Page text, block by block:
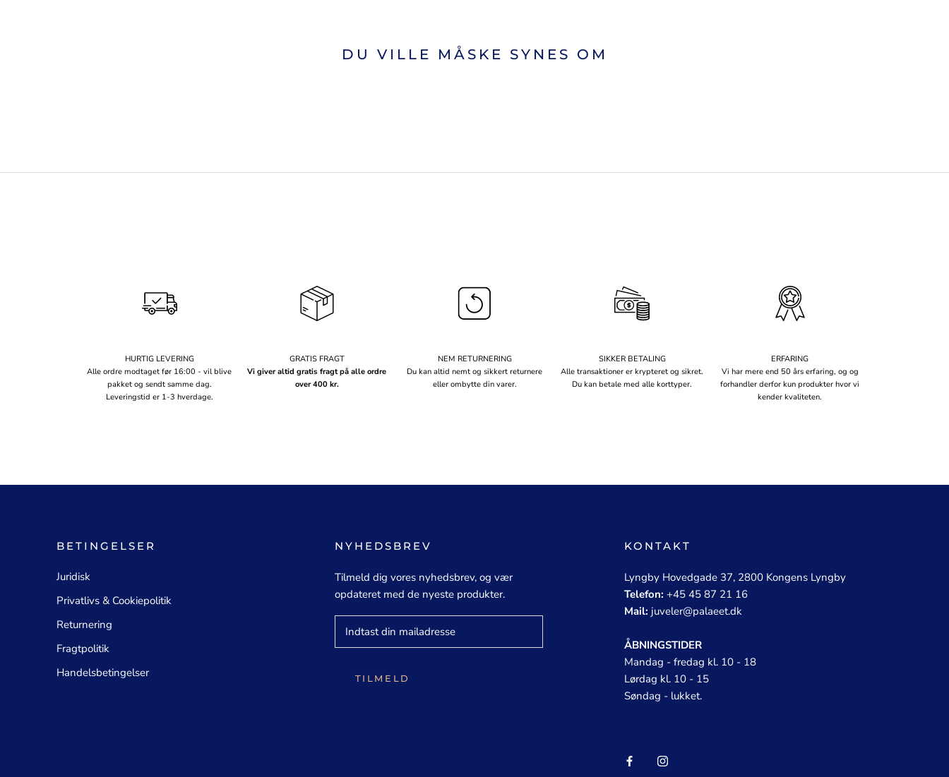
DU VILLE MÅSKE SYNES OM
HURTIG LEVERING
Alle ordre modtaget før 16:00 - vil blive
pakket og sendt samme dag.
Leveringstid er 1-3 hverdage.
GRATIS FRAGT
Vi giver altid gratis fragt på alle ordre
over 400 kr.
NEM RETURNERING
Du kan altid nemt og sikkert returnere
eller ombytte din varer.
SIKKER BETALING
Alle transaktioner er krypteret og sikret.
Du kan betale med alle korttyper.
ERFARING
Vi har mere end 50 års erfaring, og og
forhandler derfor kun produkter hvor vi
kender kvaliteten.
BETINGELSER
Juridisk
Privatlivs & Cookiepolitik
Returnering
Fragtpolitik
Handelsbetingelser
NYHEDSBREV
Tilmeld dig vores nyhedsbrev, og vær
opdateret med de nyeste produkter.
TILMELD
KONTAKT
Lyngby Hovedgade 37, 2800 Kongens Lyngby
Telefon: +45 45 87 21 16
Mail: juveler@palaeet.dk
ÅBNINGSTIDER
Mandag - fredag kl. 10 - 18
Lørdag kl. 10 - 15
Søndag - lukket.